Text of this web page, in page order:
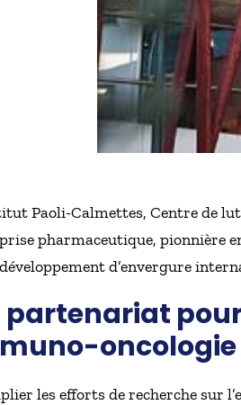
Paoli-Calmettes, Centre de
pharmaceutique, pionnière
d’envergure
partenariat
oncologie
les efforts de recherche sur